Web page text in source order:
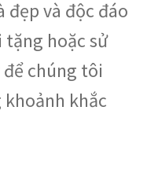
đẹp và độc đáo
hoặc sử
chúng tôi
khắc